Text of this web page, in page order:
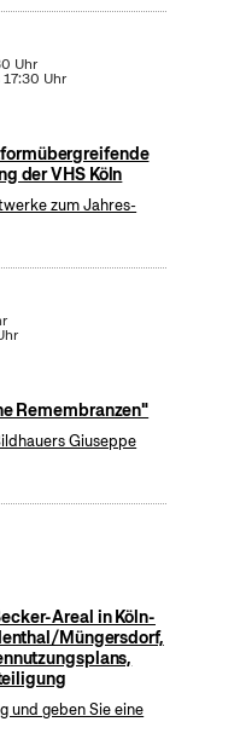
Uhr
Uhr
der VHS Köln
zum Jahres-
Remembranzen"
Giuseppe
Areal in Köln-
Müngersdorf,
und geben Sie eine